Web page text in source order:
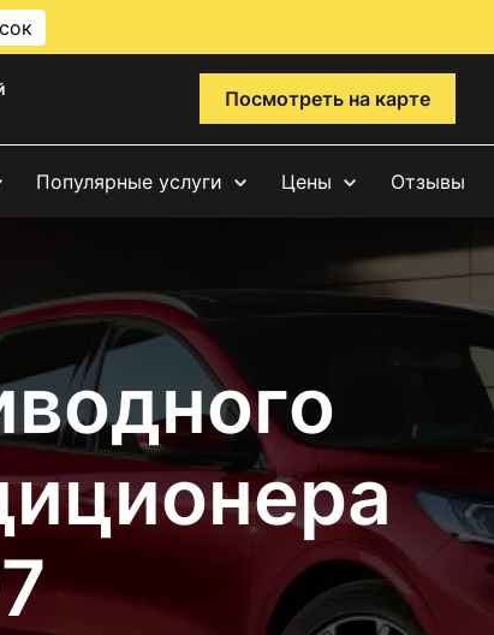
Посмотреть на карте
Популярные услуги Цены Отзывы